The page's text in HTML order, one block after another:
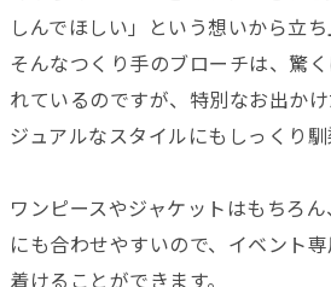
しんでほしい」という想いから立ち
そんなつくり手のブローチは、驚
れているのですが、特別なお出か
ジュアルなスタイルにもしっくり馴
ワンピースやジャケットはもちろ
にも合わせやすいので、イベント
着けることができます。